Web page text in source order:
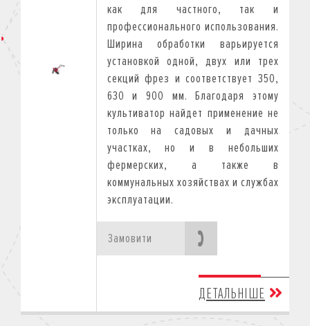
как для частного, так и
профессионального использования.
Ширина обработки варьируется
установкой одной, двух или трех
секций фрез и соответствует 350,
630 и 900 мм. Благодаря этому
культиватор найдет применение не
только на садовых и дачных
участках, но и в небольших
фермерских, а также в
коммунальных хозяйствах и службах
эксплуатации.
Замовити
ДЕТАЛЬНІШЕ